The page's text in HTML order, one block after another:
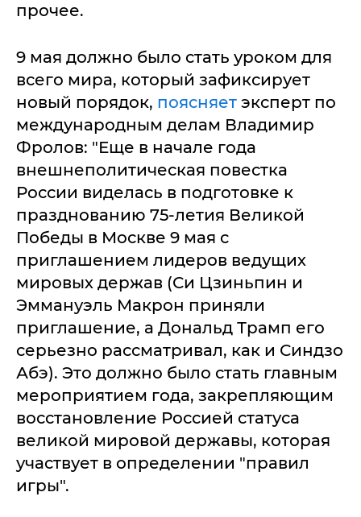
прочее.
9 мая должно было стать уроком для
всего мира, который зафиксирует
новый порядок, поясняет эксперт по
международным делам Владимир
Фролов: "Еще в начале года
внешнеполитическая повестка
России виделась в подготовке к
празднованию 75-летия Великой
Победы в Москве 9 мая с
приглашением лидеров ведущих
мировых держав (Си Цзиньпин и
Эммануэль Макрон приняли
приглашение, а Дональд Трамп его
серьезно рассматривал, как и Синдзо
Абэ). Это должно было стать главным
мероприятием года, закрепляющим
восстановление Россией статуса
великой мировой державы, которая
участвует в определении "правил
игры".